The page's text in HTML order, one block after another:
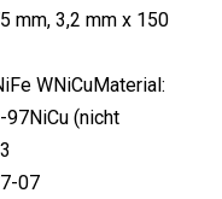
mm, 3,2 mm x 150
WNiCuMaterial:
(nicht
07